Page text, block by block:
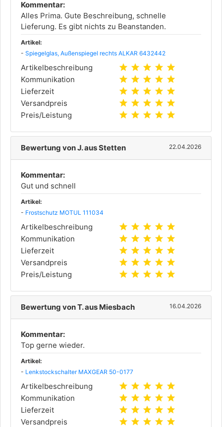
Kommentar:
Alles Prima. Gute Beschreibung, schnelle
Lieferung. Es gibt nichts zu Beanstanden.
Artikel:
- Spiegelglas, Außenspiegel rechts ALKAR 6432442
Artikelbeschreibung star star star star star
Kommunikation star star star star star
Lieferzeit star star star star star
Versandpreis star star star star star
Preis/Leistung star star star star star
Bewertung von J. aus Stetten 22.04.2026
Kommentar:
Gut und schnell
Artikel:
- Frostschutz MOTUL 111034
Artikelbeschreibung star star star star star
Kommunikation star star star star star
Lieferzeit star star star star star
Versandpreis star star star star star
Preis/Leistung star star star star star
Bewertung von T. aus Miesbach 16.04.2026
Kommentar:
Top gerne wieder.
Artikel:
- Lenkstockschalter MAXGEAR 50-0177
Artikelbeschreibung star star star star star
Kommunikation star star star star star
Lieferzeit star star star star star
Versandpreis star star star star star